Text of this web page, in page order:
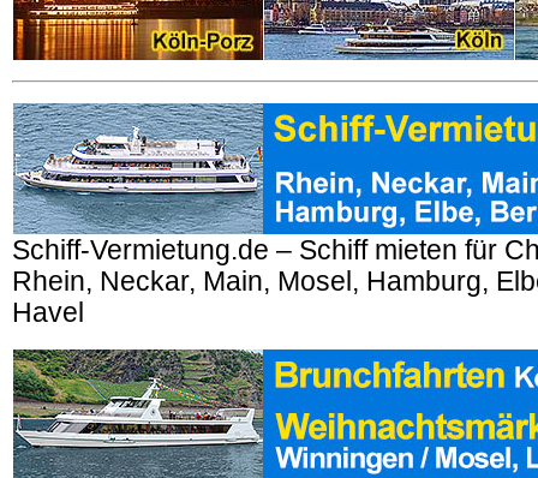
Schiff-Vermietung.de – Schiff mieten für
Rhein, Neckar, Main, Mosel, Hamburg,
Havel